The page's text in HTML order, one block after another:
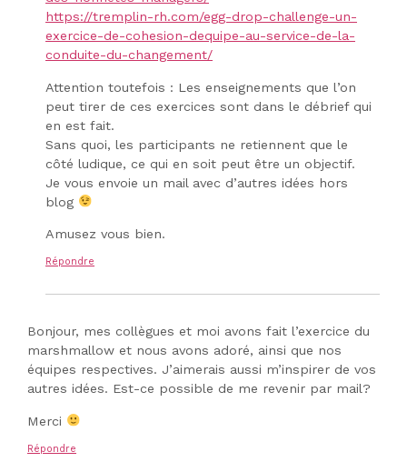
https://tremplin-rh.com/egg-drop-challenge-un-
exercice-de-cohesion-dequipe-au-service-de-la-
conduite-du-changement/
Attention toutefois : Les enseignements que l’on
peut tirer de ces exercices sont dans le débrief qui
en est fait.
Sans quoi, les participants ne retiennent que le
côté ludique, ce qui en soit peut être un objectif.
Je vous envoie un mail avec d’autres idées hors
blog
Amusez vous bien.
Répondre
Bonjour, mes collègues et moi avons fait l’exercice du
marshmallow et nous avons adoré, ainsi que nos
équipes respectives. J’aimerais aussi m’inspirer de vos
autres idées. Est-ce possible de me revenir par mail?
Merci
Répondre